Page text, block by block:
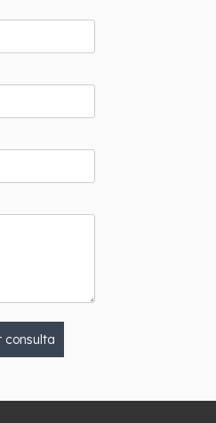
consulta